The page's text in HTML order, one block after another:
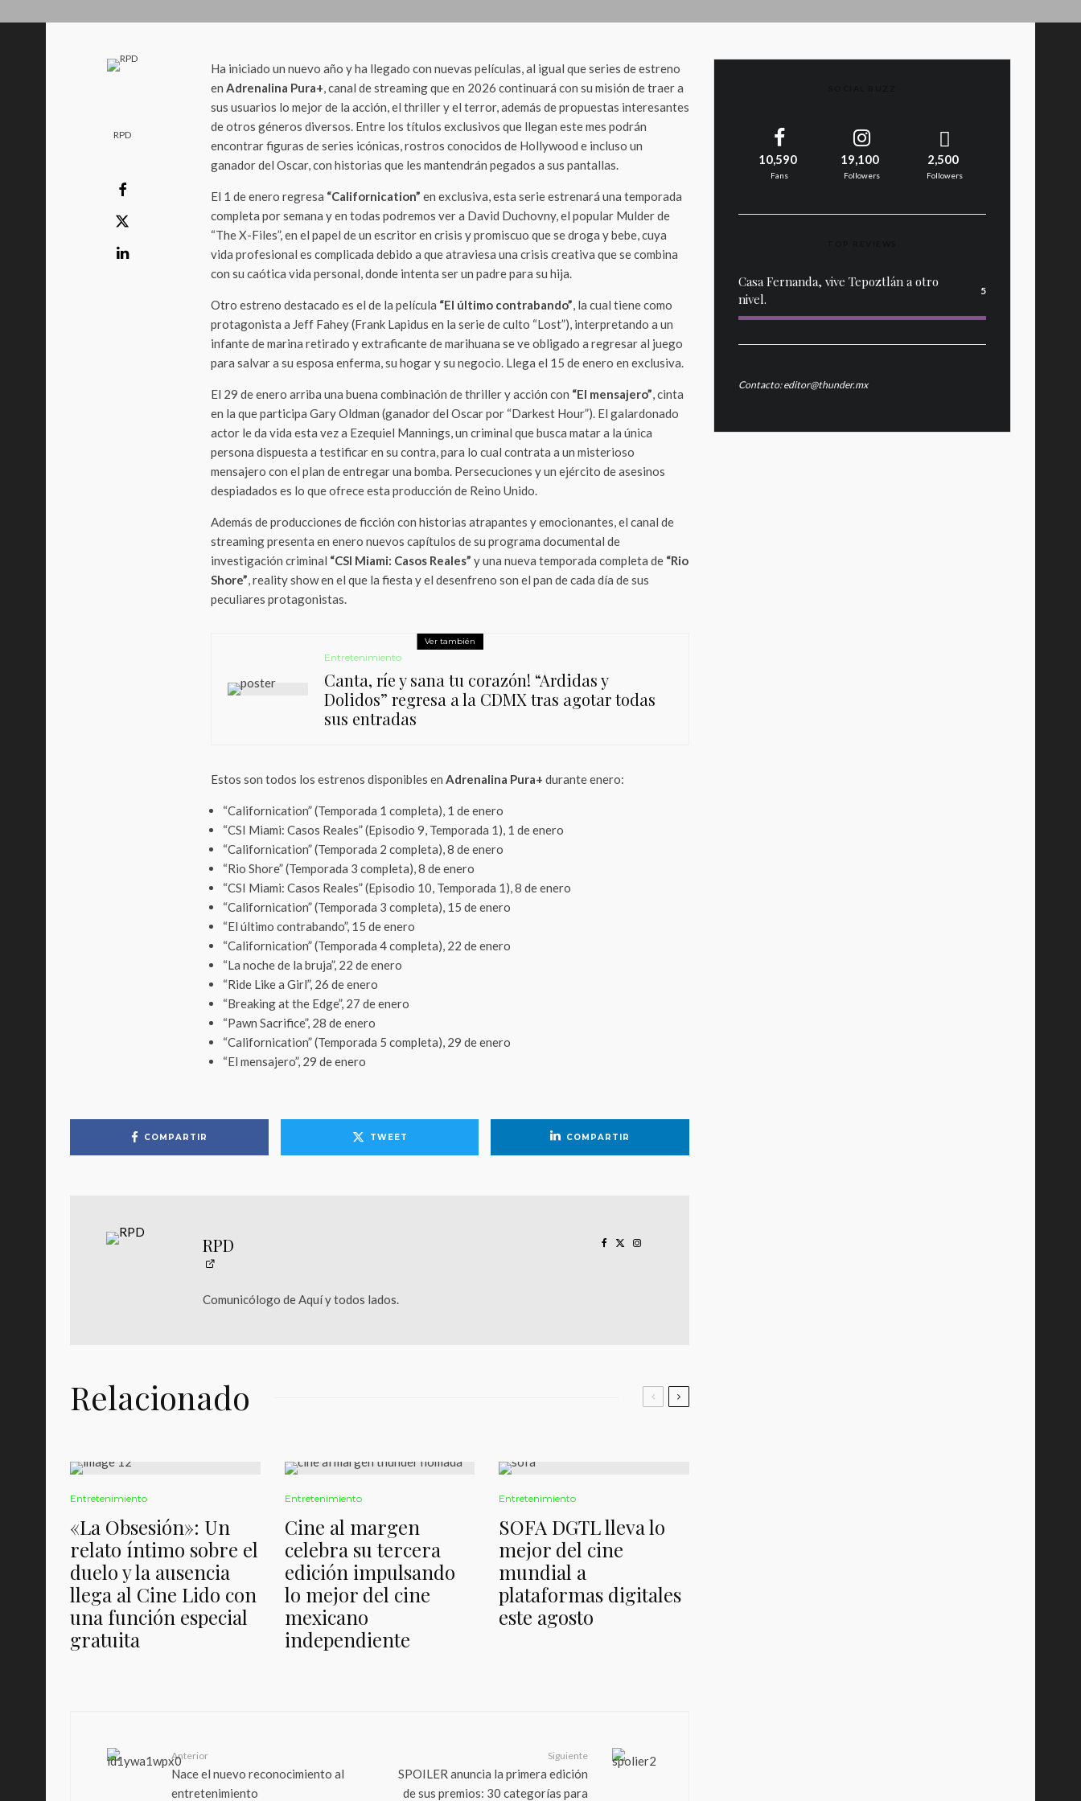
RPD
Ha iniciado un nuevo año y ha llegado con nuevas películas, al igual que series de estreno
en Adrenalina Pura+, canal de streaming que en 2026 continuará con su misión de traer a
sus usuarios lo mejor de la acción, el thriller y el terror, además de propuestas interesantes
de otros géneros diversos. Entre los títulos exclusivos que llegan este mes podrán
encontrar figuras de series icónicas, rostros conocidos de Hollywood e incluso un
ganador del Oscar, con historias que les mantendrán pegados a sus pantallas.
El 1 de enero regresa “Californication” en exclusiva, esta serie estrenará una temporada
completa por semana y en todas podremos ver a David Duchovny, el popular Mulder de
“The X-Files”, en el papel de un escritor en crisis y promiscuo que se droga y bebe, cuya
vida profesional es complicada debido a que atraviesa una crisis creativa que se combina
con su caótica vida personal, donde intenta ser un padre para su hija.
Otro estreno destacado es el de la película “El último contrabando”, la cual tiene como
protagonista a Jeff Fahey (Frank Lapidus en la serie de culto “Lost”), interpretando a un
infante de marina retirado y extraficante de marihuana se ve obligado a regresar al juego
para salvar a su esposa enferma, su hogar y su negocio. Llega el 15 de enero en exclusiva.
El 29 de enero arriba una buena combinación de thriller y acción con “El mensajero”, cinta
en la que participa Gary Oldman (ganador del Oscar por “Darkest Hour”). El galardonado
actor le da vida esta vez a Ezequiel Mannings, un criminal que busca matar a la única
persona dispuesta a testificar en su contra, para lo cual contrata a un misterioso
mensajero con el plan de entregar una bomba. Persecuciones y un ejército de asesinos
despiadados es lo que ofrece esta producción de Reino Unido.
Además de producciones de ficción con historias atrapantes y emocionantes, el canal de
streaming presenta en enero nuevos capítulos de su programa documental de
investigación criminal “CSI Miami: Casos Reales” y una nueva temporada completa de “Rio
Shore”, reality show en el que la fiesta y el desenfreno son el pan de cada día de sus
peculiares protagonistas.
Ver también
Entretenimiento
Canta, ríe y sana tu corazón! “Ardidas y
Dolidos” regresa a la CDMX tras agotar todas
sus entradas
Estos son todos los estrenos disponibles en Adrenalina Pura+ durante enero:
“Californication” (Temporada 1 completa), 1 de enero
“CSI Miami: Casos Reales” (Episodio 9, Temporada 1), 1 de enero
“Californication” (Temporada 2 completa), 8 de enero
“Rio Shore” (Temporada 3 completa), 8 de enero
“CSI Miami: Casos Reales” (Episodio 10, Temporada 1), 8 de enero
“Californication” (Temporada 3 completa), 15 de enero
“El último contrabando”, 15 de enero
“Californication” (Temporada 4 completa), 22 de enero
“La noche de la bruja”, 22 de enero
“Ride Like a Girl”, 26 de enero
“Breaking at the Edge”, 27 de enero
“Pawn Sacrifice”, 28 de enero
“Californication” (Temporada 5 completa), 29 de enero
“El mensajero”, 29 de enero
COMPARTIR TWEET COMPARTIR
RPD
Comunicólogo de Aquí y todos lados.
Relacionado
Entretenimiento
«La Obsesión»: Un
relato íntimo sobre el
duelo y la ausencia
llega al Cine Lido con
una función especial
gratuita
Entretenimiento
Cine al margen
celebra su tercera
edición impulsando
lo mejor del cine
mexicano
independiente
Entretenimiento
SOFA DGTL lleva lo
mejor del cine
mundial a
plataformas digitales
este agosto
Anterior
Nace el nuevo reconocimiento al
entretenimiento
Siguiente
SPOILER anuncia la primera edición
de sus premios: 30 categorías para
10,590
Fans
19,100
Followers
2,500
Followers
Casa Fernanda, vive Tepoztlán a otro
nivel.
5
Contacto: editor@thunder.mx